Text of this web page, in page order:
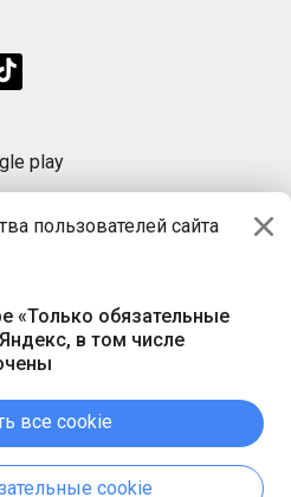
пользователей сайта
«Только обязательные
в том числе
все cookie
cookie
play
«ПРАЦА БАЙ»
г. Минск, пр-т Независимости
E-mail ООО «ПРАЦА